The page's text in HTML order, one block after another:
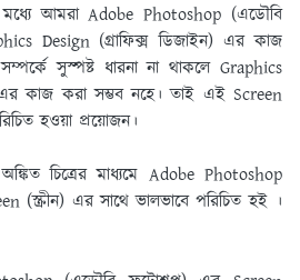
মধ্যে আমরা Adobe Photoshop (এডৌবি
Design (গ্রাফিক্স ডিজাইন) এর কাজ
সুস্পষ্ট ধারনা না থাকলে Graphics
এর কাজ করা সম্ভব নহে। তাই এই Screen
হওয়া প্রয়ােজন।
চিত্রের মাধ্যমে Adobe Photoshop
এর সাথে ভালভাবে পরিচিত হই ।